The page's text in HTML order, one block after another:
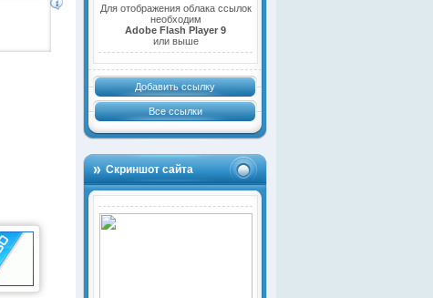
Для отображения облака ссылок
необходим
Adobe Flash Player 9
или выше
Добавить ссылку
Все ссылки
Скриншот сайта